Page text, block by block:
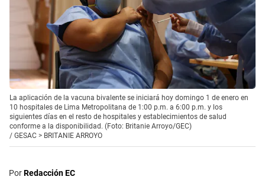
La aplicación de la vacuna bivalente se iniciará hoy domingo 1 de enero en
10 hospitales de Lima Metropolitana de 1:00 p.m. a 6:00 p.m. y los
siguientes días en el resto de hospitales y establecimientos de salud
conforme a la disponibilidad. (Foto: Britanie Arroyo/GEC)
/ GESAC > BRITANIE ARROYO
PorRedacción EC